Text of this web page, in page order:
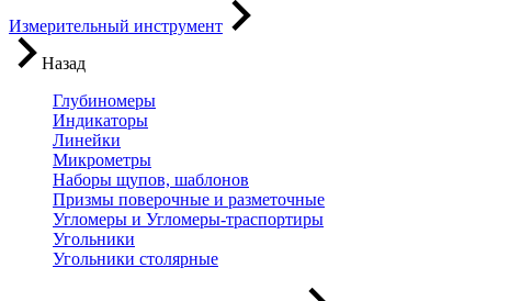
Измерительный инструмент
Назад
Глубиномеры
Индикаторы
Линейки
Микрометры
Наборы щупов, шаблонов
Призмы поверочные и разметочные
Угломеры и Угломеры-траспортиры
Угольники
Угольники столярные